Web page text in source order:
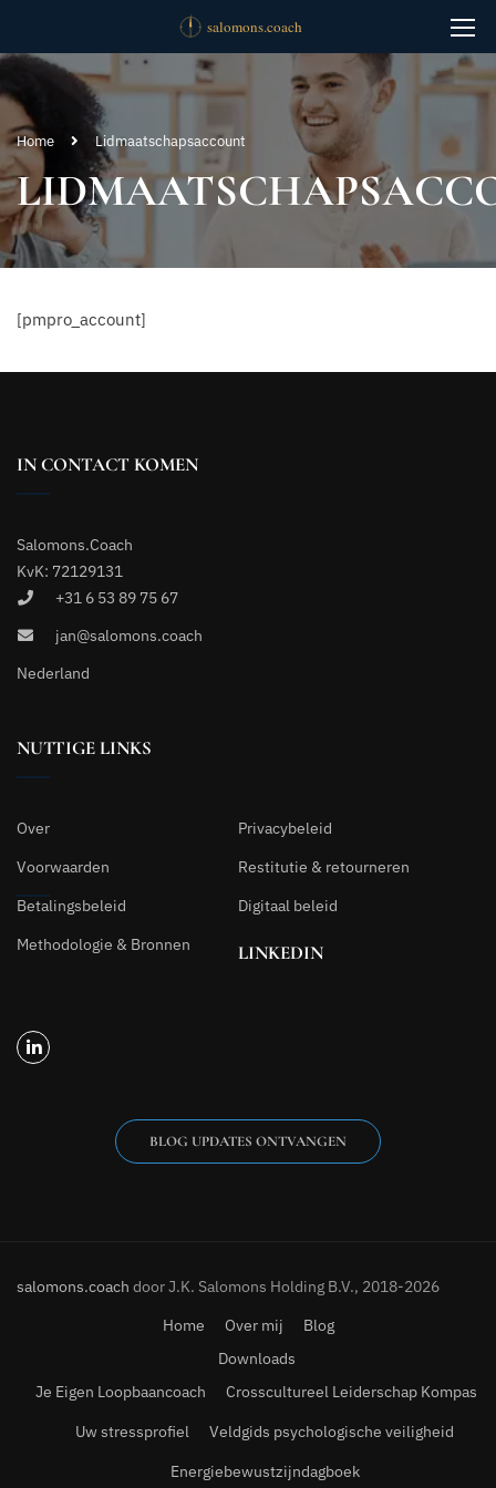
Home Lidmaatschapsaccount
[pmpro_account]
IN CONTACT KOMEN
Salomons.Coach
KvK: 72129131
+31 6 53 89 75 67
jan@salomons.coach
Nederland
NUTTIGE LINKS
Over
Privacybeleid
Voorwaarden
Restitutie & retourneren
Betalingsbeleid
Digitaal beleid
Methodologie & Bronnen
LINKEDIN
BLOG UPDATES ONTVANGEN
salomons.coach door J.K. Salomons Holding B.V., 2018-2026
Home
Over mij
Blog
Downloads
Je Eigen Loopbaancoach
Crosscultureel Leiderschap Kompas
Uw stressprofiel
Veldgids psychologische veiligheid
Energiebewustzijndagboek